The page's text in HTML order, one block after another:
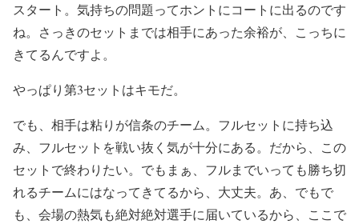
スタート。気持ちの問題ってホントにコートに出るのです
ね。さっきのセットまでは相手にあった余裕が、こっちに
きてるんですよ。
やっぱり第3セットはキモだ。
でも、相手は粘りが信条のチーム。フルセットに持ち込
み、フルセットを戦い抜く気が十分にある。だから、この
セットで終わりたい。でもまぁ、フルまでいっても勝ち切
れるチームにはなってきてるから、大丈夫。あ、でもで
も、会場の熱気も絶対絶対選手に届いているから、ここで